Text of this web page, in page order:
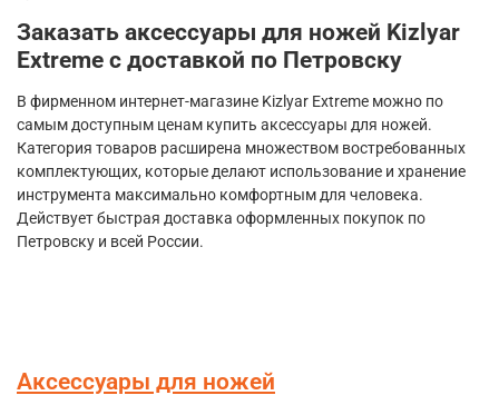
Заказать аксессуары для ножей Kizlyar
Extreme с доставкой по Петровску
В фирменном интернет-магазине Kizlyar Extreme можно по
самым доступным ценам купить аксессуары для ножей.
Категория товаров расширена множеством востребованных
комплектующих, которые делают использование и хранение
инструмента максимально комфортным для человека.
Действует быстрая доставка оформленных покупок по
Петровску и всей России.
Аксессуары для ножей